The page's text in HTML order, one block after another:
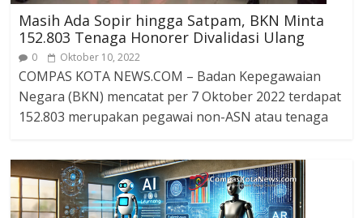
Masih Ada Sopir hingga Satpam, BKN Minta
152.803 Tenaga Honorer Divalidasi Ulang
0 Oktober 10, 2022
COMPAS KOTA NEWS.COM – Badan Kepegawaian
Negara (BKN) mencatat per 7 Oktober 2022 terdapat
152.803 merupakan pegawai non-ASN atau tenaga